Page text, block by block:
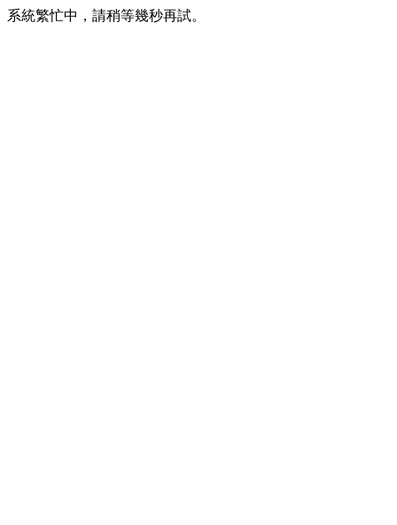
系統繁忙中，請稍等幾秒再試。